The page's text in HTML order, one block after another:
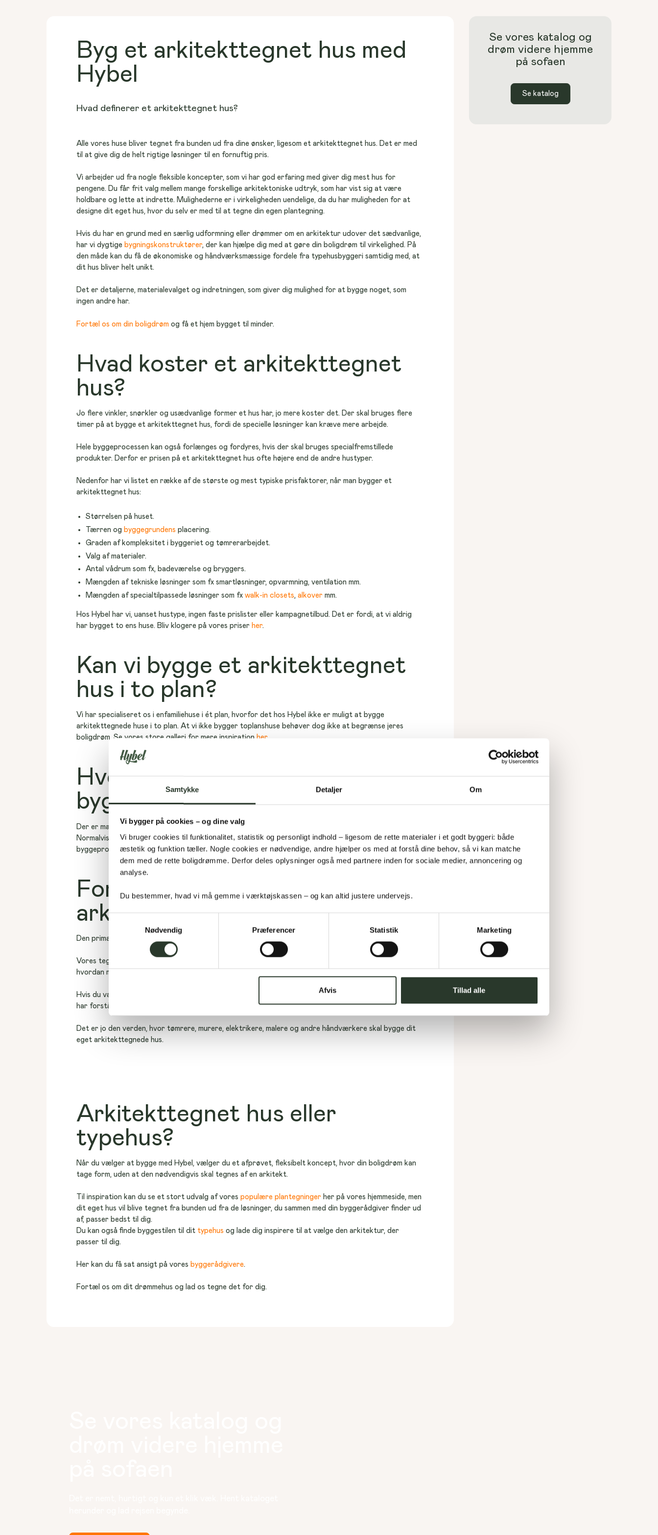
Samtykke Detaljer Om
Vi bygger på cookies – og dine valg
Vi bruger cookies til funktionalitet, statistik og personligt indhold – ligesom de rette materialer i et godt byggeri: både
æstetik og funktion tæller. Nogle cookies er nødvendige, andre hjælper os med at forstå dine behov, så vi kan matche
dem med de rette boligdrømme. Derfor deles oplysninger også med partnere inden for sociale medier, annoncering og
analyse.
Du bestemmer, hvad vi må gemme i værktøjskassen – og kan altid justere undervejs.
Samtykkevalg
Nødvendig
Præferencer Statistik Marketing
Afvis Tillad alle
Byg et arkitekttegnet hus med
Hybel
Hvad definerer et arkitekttegnet hus?
Alle vores huse bliver tegnet fra bunden ud fra dine ønsker, ligesom et arkitekttegnet hus. Det er med
til at give dig de helt rigtige løsninger til en fornuftig pris.
Vi arbejder ud fra nogle fleksible koncepter, som vi har god erfaring med giver dig mest hus for
pengene. Du får frit valg mellem mange forskellige arkitektoniske udtryk, som har vist sig at være
holdbare og lette at indrette. Mulighederne er i virkeligheden uendelige, da du har muligheden for at
designe dit eget hus, hvor du selv er med til at tegne din egen plantegning.
Hvis du har en grund med en særlig udformning eller drømmer om en arkitektur udover det sædvanlige,
har vi dygtige bygningskonstruktører, der kan hjælpe dig med at gøre din boligdrøm til virkelighed. På
den måde kan du få de økonomiske og håndværksmæssige fordele fra typehusbyggeri samtidig med, at
dit hus bliver helt unikt.
Det er detaljerne, materialevalget og indretningen, som giver dig mulighed for at bygge noget, som
ingen andre har.
Fortæl os om din boligdrøm og få et hjem bygget til minder.
Hvad koster et arkitekttegnet
hus?
Jo flere vinkler, snørkler og usædvanlige former et hus har, jo mere koster det. Der skal bruges flere
timer på at bygge et arkitekttegnet hus, fordi de specielle løsninger kan kræve mere arbejde.
Hele byggeprocessen kan også forlænges og fordyres, hvis der skal bruges specialfremstillede
produkter. Derfor er prisen på et arkitekttegnet hus ofte højere end de andre hustyper.
Nedenfor har vi listet en række af de største og mest typiske prisfaktorer, når man bygger et
arkitekttegnet hus:
Størrelsen på huset.
Tærren og byggegrundensplacering.
Graden af kompleksitet i byggeriet og tømrerarbejdet.
Valg af materialer.
Antal vådrum som fx, badeværelse og bryggers.
Mængden af tekniske løsninger som fx smartløsninger, opvarmning, ventilation mm.
Mængden af specialtilpassede løsninger som fxwalk-in closets,alkovermm.
Hos Hybel har vi, uanset hustype, ingen faste prislister eller kampagnetilbud. Det er fordi, at vi aldrig
har bygget to ens huse. Bliv klogere på vores priser her.
Kan vi bygge et arkitekttegnet
hus i to plan?
Vi har specialiseret os i enfamiliehuse i ét plan, hvorfor det hos Hybel ikke er muligt at bygge
arkitekttegnede huse i to plan. At vi ikke bygger toplanshuse behøver dog ikke at begrænse jeres
boligdrøm. Se vores store galleri for mere inspiration her
Hvor lang tid tager det at
bygge et arkitekttegnet hus?
Der er mange faktorer som har indflydelse på, hvor lang tid det tager at bygge jeres drømmehjem.
Normalvis tager det dog mellem 18 og 22 uger, fra vi har byggetilladelsen. Bliv klogere på
byggeprocessen her
Fordelene ved et
arkitekttegnet hus med Hybel
Den primære fordel ved et arkitekttegnet hus er, at vi tegner det lige efter dit hoved.
Vores tegnestue er fyldt med dygtige konstruktører med håndværksmæssig baggrund, der ved
hvordan man bygger funktionelle kvalitetsboliger.
Hvis du vælger et arkitekttegnet hus, arbejder vores tegnere tæt sammen med din byggerådgiver og
har forståelse for, hvordan dine drømme kan hænge sammen med den virkelige verden.
Det er jo den verden, hvor tømrere, murere, elektrikere, malere og andre håndværkere skal bygge dit
eget arkitekttegnede hus.
Arkitekttegnet hus eller
typehus?
Når du vælger at bygge med Hybel, vælger du et afprøvet, fleksibelt koncept, hvor din boligdrøm kan
tage form, uden at den nødvendigvis skal tegnes af en arkitekt.
Til inspiration kan du se et stort udvalg af vores populære plantegninger her på vores hjemmeside, men
dit eget hus vil blive tegnet fra bunden ud fra de løsninger, du sammen med din byggerådgiver finder ud
af, passer bedst til dig.
Du kan også finde byggestilen til dit typehus og lade dig inspirere til at vælge den arkitektur, der
passer til dig.
Her kan du få sat ansigt på vores byggerådgivere.
Fortæl os om dit drømmehus og lad os tegne det for dig.
Se vores katalog og
drøm videre hjemme
på sofaen
Se katalog